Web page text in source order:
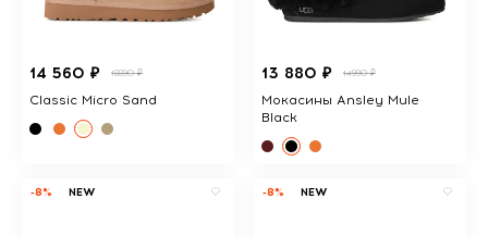
14 560 ₽ 18890 ₽
Classic Micro Sand
13 880 ₽ 14990 ₽
Мокасины Ansley Mule
Black
-8% NEW -8% NEW